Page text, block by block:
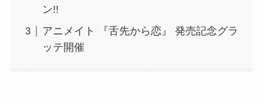
ン!!
アニメイト 『舌先から恋』 発売記念グラ
ッテ開催